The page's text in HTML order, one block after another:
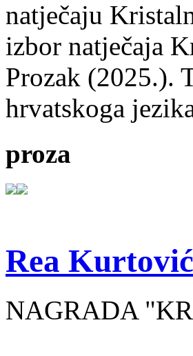
natječaju
izbor natječaja
Prozak (2025.).
hrvatskoga
proza
Rea
NAGRADA